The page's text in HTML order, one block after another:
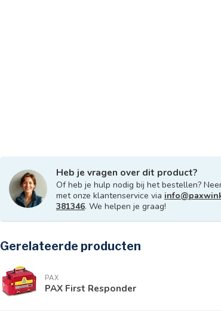
Heb je vragen over dit product?
Of heb je hulp nodig bij het bestellen?
met onze klantenservice via
381346. We helpen je graag!
Gerelateerde producten
PAX
PAX First Responder